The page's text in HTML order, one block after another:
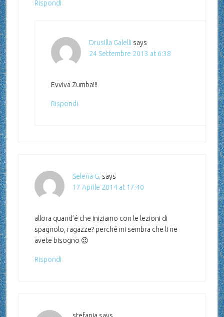
Rispondi
Drusilla Galelli says
24 Settembre 2013 at 6:38
Evviva Zumba!!!
Rispondi
Selena G. says
17 Aprile 2014 at 17:40
allora quand’é che iniziamo con le lezioni di
spagnolo, ragazze? perché mi sembra che li ne
avete bisogno 😉
Rispondi
stefania says